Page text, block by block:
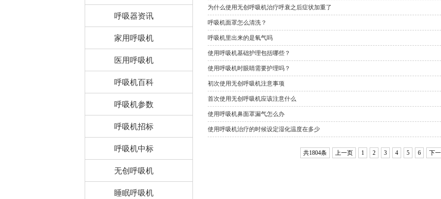
呼吸器资讯
家用呼吸机
医用呼吸机
呼吸机百科
呼吸机参数
呼吸机招标
呼吸机中标
无创呼吸机
睡眠呼吸机
为什么使用无创呼吸机治疗呼衰之后症状加重了
呼吸机面罩怎么清洗？
呼吸机里出来的是氧气吗
使用呼吸机基础护理包括哪些？
使用呼吸机时眼睛需要护理吗？
初次使用无创呼吸机注意事项
首次使用无创呼吸机应该注意什么
使用呼吸机鼻面罩漏气怎么办
使用呼吸机治疗的时候设定湿化温度在多少
共1804条 上一页 1 2 3 4 5 6 下